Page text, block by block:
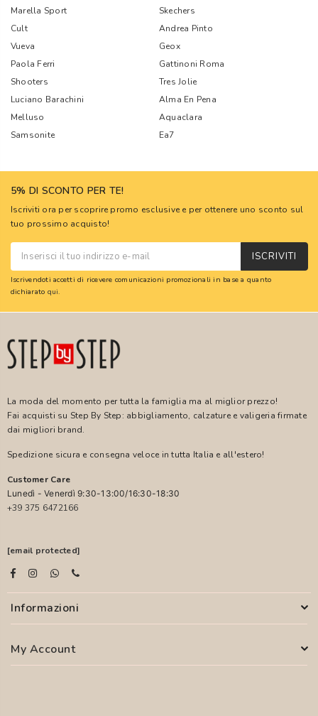
Marella Sport
Skechers
Cult
Andrea Pinto
Vueva
Geox
Paola Ferri
Gattinoni Roma
Shooters
Tres Jolie
Luciano Barachini
Alma En Pena
Melluso
Aquaclara
Samsonite
Ea7
5% DI SCONTO PER TE!
Iscriviti ora per scoprire promo esclusive e per ottenere uno sconto sul
tuo prossimo acquisto!
ISCRIVITI
Iscrivendoti accetti di ricevere comunicazioni promozionali in base a quanto
dichiarato qui.
La moda del momento per tutta la famiglia ma al miglior prezzo!
Fai acquisti su Step By Step: abbigliamento, calzature e valigeria firmate
dai migliori brand.
Spedizione sicura e consegna veloce in tutta Italia e all'estero!
Customer Care
Lunedì - Venerdì 9:30-13:00/16:30-18:30
+39 375 6472166
[email protected]
Informazioni
My Account